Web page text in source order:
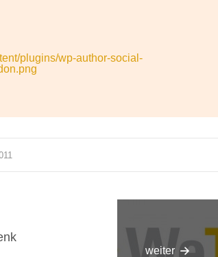
plugins/wp-author-social-
weiter